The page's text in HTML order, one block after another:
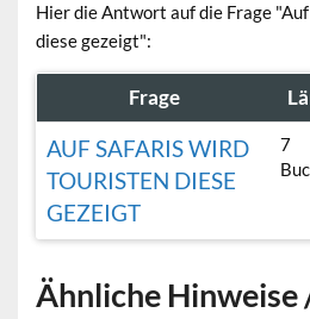
Hier die Antwort auf die Frage
diese gezeigt":
Frage
AUF SAFARIS WIRD
TOURISTEN DIESE
GEZEIGT
7
Ähnliche Hinweise